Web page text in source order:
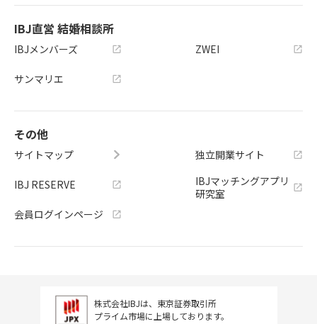
IBJ直営 結婚相談所
IBJメンバーズ
サンマリエ
ZWEI
その他
サイトマップ
IBJ RESERVE
会員ログインページ
独立開業サイト
IBJマッチングアプリ
研究室
株式会社IBJは、東京証券取引所
プライム市場に上場しております。